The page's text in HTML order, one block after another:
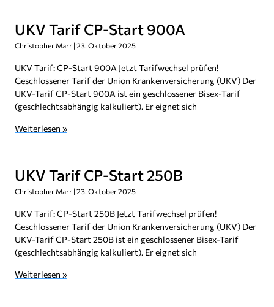
UKV Tarif CP-Start 900A
Christopher Marr 23. Oktober 2025
UKV Tarif: CP-Start 900A Jetzt Tarifwechsel prüfen!
Geschlossener Tarif der Union Krankenversicherung (UKV) Der
UKV-Tarif CP-Start 900A ist ein geschlossener Bisex-Tarif
(geschlechtsabhängig kalkuliert). Er eignet sich
Weiterlesen »
UKV Tarif CP-Start 250B
Christopher Marr 23. Oktober 2025
UKV Tarif: CP-Start 250B Jetzt Tarifwechsel prüfen!
Geschlossener Tarif der Union Krankenversicherung (UKV) Der
UKV-Tarif CP-Start 250B ist ein geschlossener Bisex-Tarif
(geschlechtsabhängig kalkuliert). Er eignet sich
Weiterlesen »